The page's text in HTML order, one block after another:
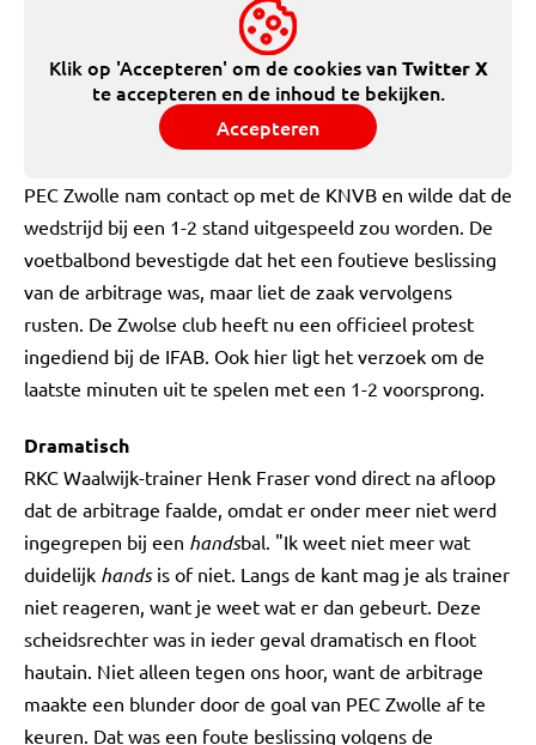
Klik op 'Accepteren' om de cookies vanTwitter X
te accepteren en de inhoud te bekijken.
Accepteren
PEC Zwolle nam contact op met de KNVB en wilde dat de
wedstrijd bij een 1-2 stand uitgespeeld zou worden. De
voetbalbond bevestigde dat het een foutieve beslissing
van de arbitrage was, maar liet de zaak vervolgens
rusten. De Zwolse club heeft nu een officieel protest
ingediend bij de IFAB. Ook hier ligt het verzoek om de
laatste minuten uit te spelen met een 1-2 voorsprong.
Dramatisch
RKC Waalwijk-trainer Henk Fraser vond direct na afloop
dat de arbitrage faalde, omdat er onder meer niet werd
ingegrepen bij een handsbal. "Ik weet niet meer wat
duidelijk handsis of niet. Langs de kant mag je als trainer
niet reageren, want je weet wat er dan gebeurt. Deze
scheidsrechter was in ieder geval dramatisch en floot
hautain. Niet alleen tegen ons hoor, want de arbitrage
maakte een blunder door de goal van PEC Zwolle af te
keuren. Dat was een foute beslissing volgens de